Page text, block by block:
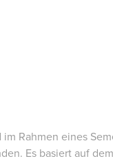
Rahmen eines
Es basiert auf